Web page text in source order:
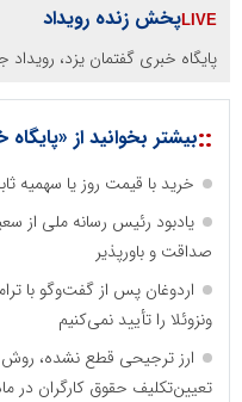
پخش زنده رویداد
پایگاه خبری گفتمان یزد،
::بیشتر بخوانید از
خرید با قیمت روز یا سهمیه
یادبود رئیس رسانه ملی از
صداقت و باورپذیر
اردوغان پس از گفت‌وگو با
ونزوئلا را تأیید نمی‌کنیم
ارز ترجیحی قطع نشده،
تعیین‌تکلیف حقوق کارگران در